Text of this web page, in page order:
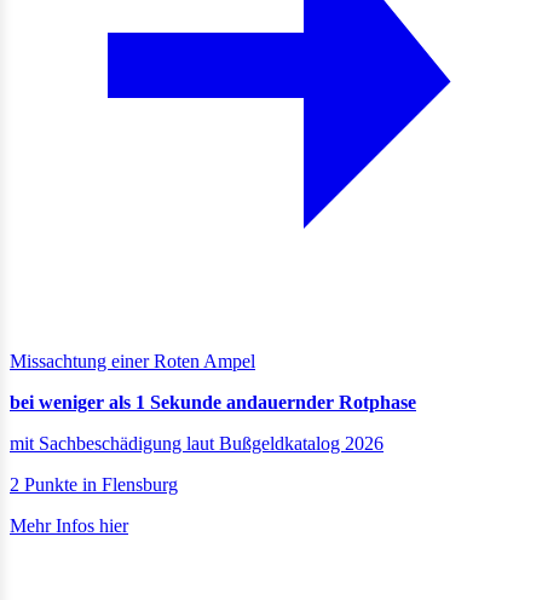
Missachtung einer Roten Ampel
bei weniger als 1 Sekunde andauernder Rotphase
mit Sachbeschädigung laut Bußgeldkatalog 2026
2 Punkte in Flensburg
Mehr Infos hier